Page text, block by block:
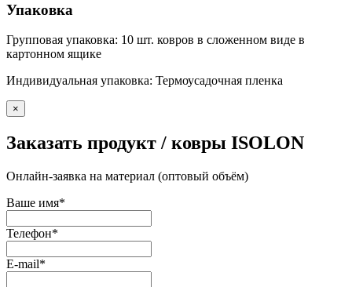
Упаковка
Групповая упаковка: 10 шт. ковров в сложенном виде в
картонном ящике
Индивидуальная упаковка: Термоусадочная пленка
×
Заказать продукт / ковры ISOLON
Онлайн-заявка на материал (оптовый объём)
Ваше имя*
Телефон*
E-mail*